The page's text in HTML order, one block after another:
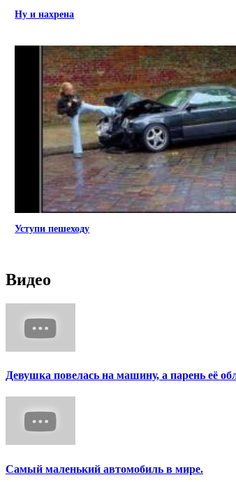
Ну и нахрена
Уступи пешеходу
Видео
Девушка повелась на машину, а парень её
Самый маленький автомобиль в мире.